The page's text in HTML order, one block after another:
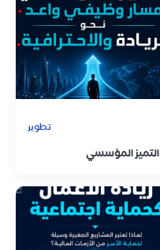
تطوير
التميز المؤسسي